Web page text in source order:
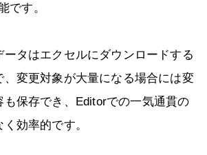
です。
タはエクセルにダウンロードする
、変更対象が大量になる場合には変
も保存でき、Editorでの一気通貫の
効率的です。